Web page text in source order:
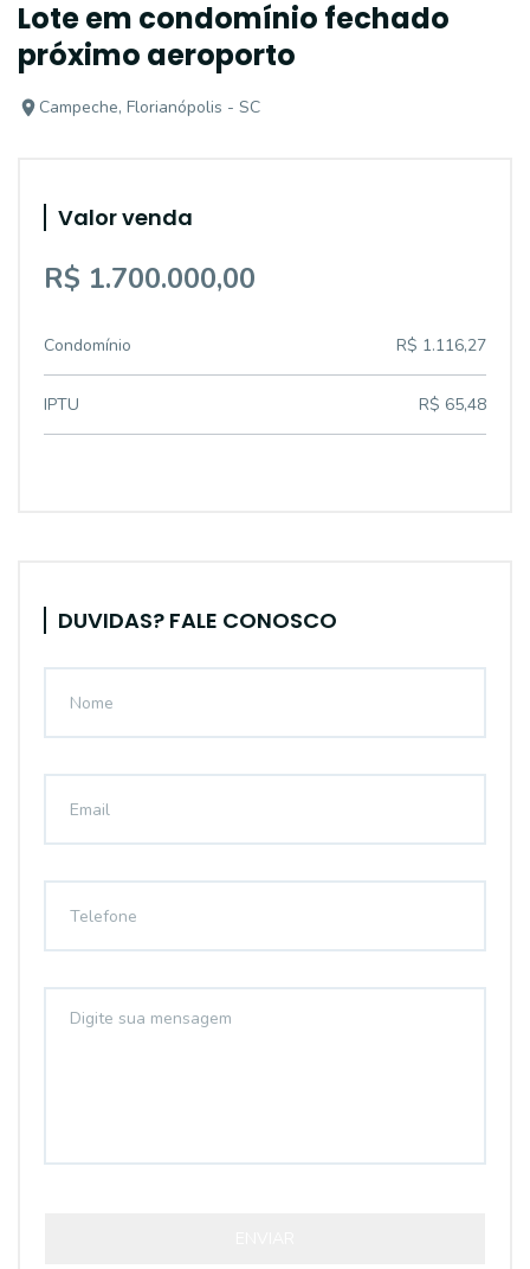
Lote em condomínio fechado
próximo aeroporto
Campeche, Florianópolis - SC
Valor venda
R$ 1.700.000,00
Condomínio R$ 1.116,27
IPTU R$ 65,48
DUVIDAS? FALE CONOSCO